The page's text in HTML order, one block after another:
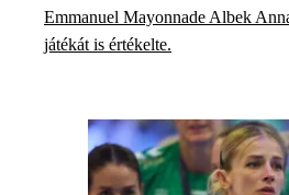
Emmanuel Mayonnade Albek
játékát is értékelte.